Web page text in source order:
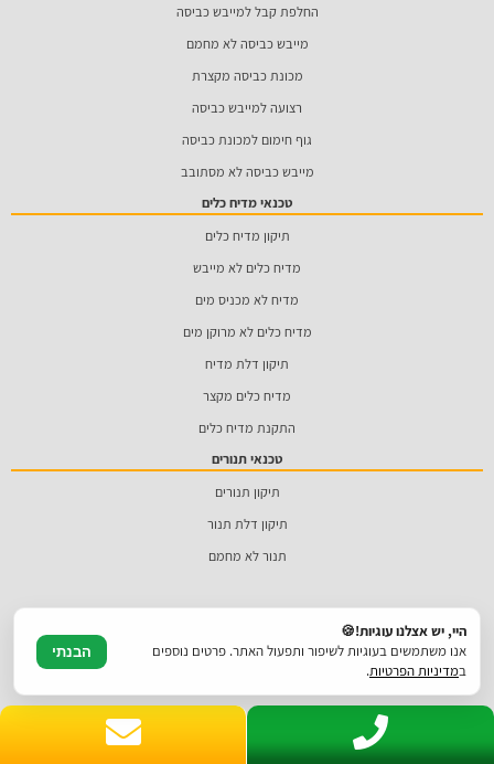
החלפת קבל למייבש כביסה
מייבש כביסה לא מחמם
מכונת כביסה מקצרת
רצועה למייבש כביסה
גוף חימום למכונת כביסה
מייבש כביסה לא מסתובב
טכנאי מדיח כלים
תיקון מדיח כלים
מדיח כלים לא מייבש
מדיח לא מכניס מים
מדיח כלים לא מרוקן מים
תיקון דלת מדיח
מדיח כלים מקצר
התקנת מדיח כלים
טכנאי תנורים
תיקון תנורים
תיקון דלת תנור
תנור לא מחמם
היי, יש אצלנו עוגיות!🍪
אנו משתמשים בעוגיות לשיפור ותפעול האתר. פרטים נוספים
במדיניות הפרטיות.
הבנתי